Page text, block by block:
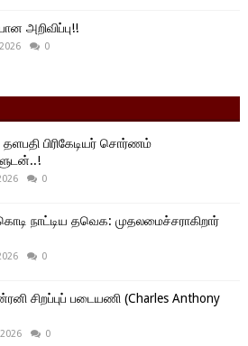
அறிவிப்பு!!
0
பிரிகேடியர் சொர்ணம்
0
நாட்டிய தவெக: முதலமைச்சராகிறார்
0
சிறப்புப் படையணி (Charles Anthony
0